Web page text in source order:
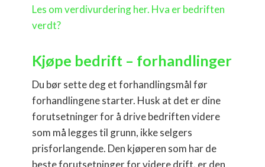
Les om verdivurdering her. Hva er bedriften
verdt?
Kjøpe bedrift – forhandlinger
Du bør sette deg et forhandlingsmål før
forhandlingene starter. Husk at det er dine
forutsetninger for å drive bedriften videre
som må legges til grunn, ikke selgers
prisforlangende. Den kjøperen som har de
beste forutsetninger for videre drift, er den